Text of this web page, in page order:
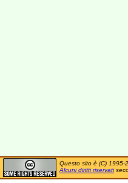
Questo sito è (C) 1995-
Alcuni diritti riservati